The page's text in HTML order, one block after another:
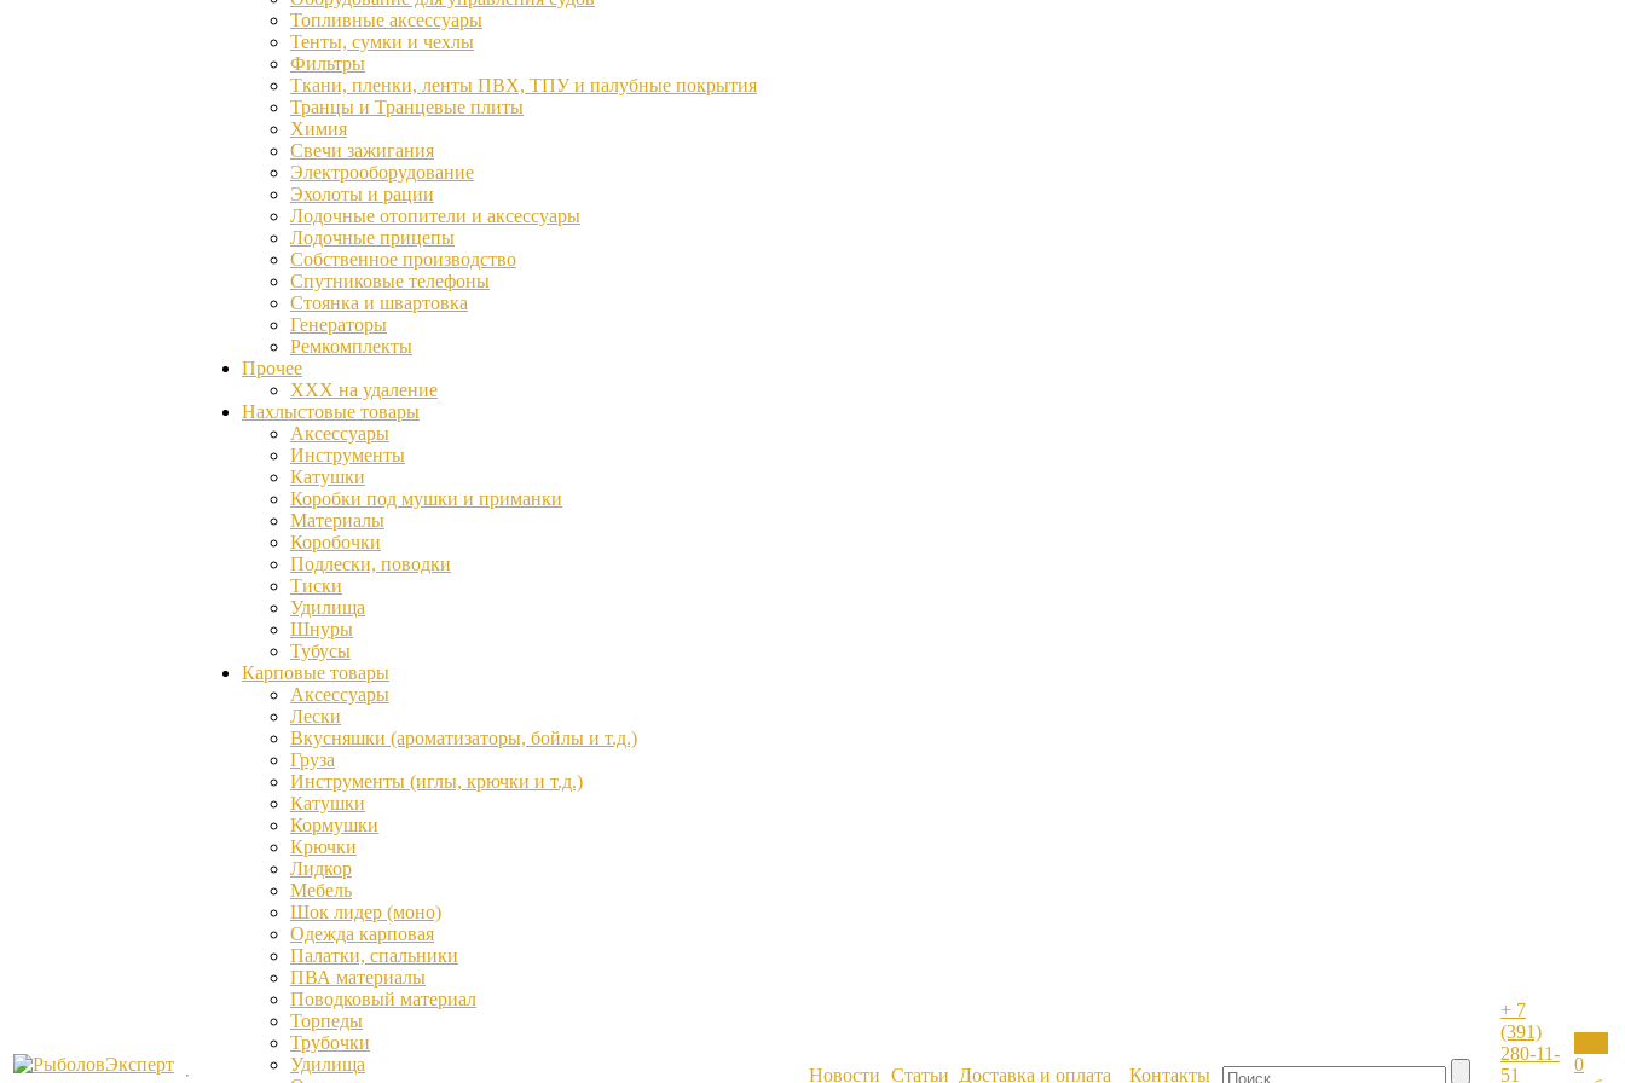
Топливные аксессуары
Тенты, сумки и чехлы
Фильтры
Ткани, пленки, ленты ПВХ, ТПУ и палубные покрытия
Транцы и Транцевые плиты
Химия
Свечи зажигания
Электрооборудование
Эхолоты и рации
Лодочные отопители и аксессуары
Лодочные прицепы
Собственное производство
Спутниковые телефоны
Стоянка и швартовка
Генераторы
Ремкомплекты
Прочее
ХХХ на удаление
Нахлыстовые товары
Аксессуары
Инструменты
Катушки
Коробки под мушки и приманки
Материалы
Коробочки
Подлески, поводки
Тиски
Удилища
Шнуры
Тубусы
Карповые товары
Аксессуары
Лески
Вкусняшки (ароматизаторы, бойлы и т.д.)
Груза
Инструменты (иглы, крючки и т.д.)
Катушки
Кормушки
Крючки
Лидкор
Мебель
Шок лидер (моно)
Одежда карповая
Палатки, спальники
ПВА материалы
Поводковый материал
Торпеды
Трубочки
Удилища
Новости Статьи Доставка и оплата Контакты
+ 7
(391)
280-11-
51
0